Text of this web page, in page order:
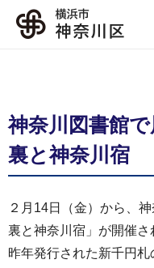
神奈川図書館
裏と神奈川宿
２月14日（金）から、
裏と神奈川宿」が開催さ
昨年発行された新千円